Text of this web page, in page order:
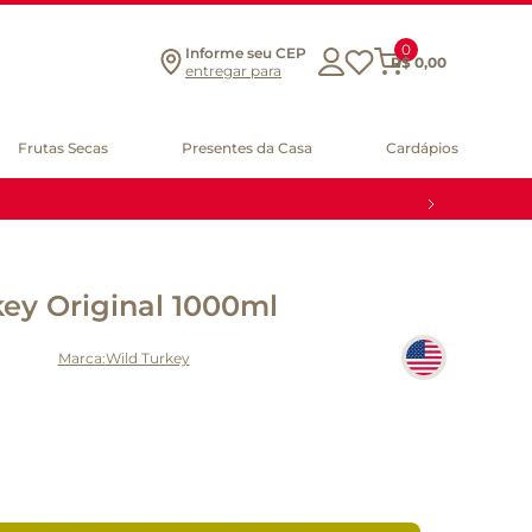
Informe seu CEP
entregar para
0
R$ 0,00
Frutas Secas Presentes da Casa Cardápios
Original 1000ml
Wild Turkey